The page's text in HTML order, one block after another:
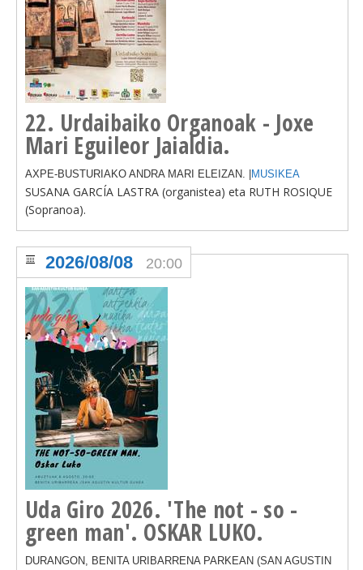
22. Urdaibaiko Organoak - Joxe
Mari Eguileor Jaialdia.
АXPE-BUSTURIAKO ANDRA MARI ELEIZAN. | MUSIKEA
SUSANA GARCÍA LASTRA (organistea) eta RUTH ROSIQUE
(Sopranoa).
Uda Giro 2026. 'The not - so -
green man'. OSKAR LUKO.
2026/08/08 20:00
DURANGON, BENITA URIBARRENA PARKEAN (SAN AGUSTIN